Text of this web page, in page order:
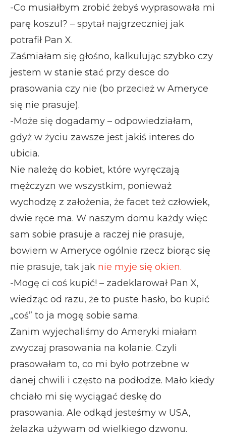
-Co musiałbym zrobić żebyś wyprasowała mi
parę koszul? – spytał najgrzeczniej jak
potrafił Pan X.
Zaśmiałam się głośno, kalkulując szybko czy
jestem w stanie stać przy desce do
prasowania czy nie (bo przecież w Ameryce
się nie prasuje).
-Może się dogadamy – odpowiedziałam,
gdyż w życiu zawsze jest jakiś interes do
ubicia.
Nie należę do kobiet, które wyręczają
mężczyzn we wszystkim, ponieważ
wychodzę z założenia, że facet też człowiek,
dwie ręce ma. W naszym domu każdy więc
sam sobie prasuje a raczej nie prasuje,
bowiem w Ameryce ogólnie rzecz biorąc się
nie prasuje, tak jak nie myje się okien.
-Mogę ci coś kupić! – zadeklarował Pan X,
wiedząc od razu, że to puste hasło, bo kupić
„coś” to ja mogę sobie sama.
Zanim wyjechaliśmy do Ameryki miałam
zwyczaj prasowania na kolanie. Czyli
prasowałam to, co mi było potrzebne w
danej chwili i często na podłodze. Mało kiedy
chciało mi się wyciągać deskę do
prasowania. Ale odkąd jesteśmy w USA,
żelazka używam od wielkiego dzwonu.